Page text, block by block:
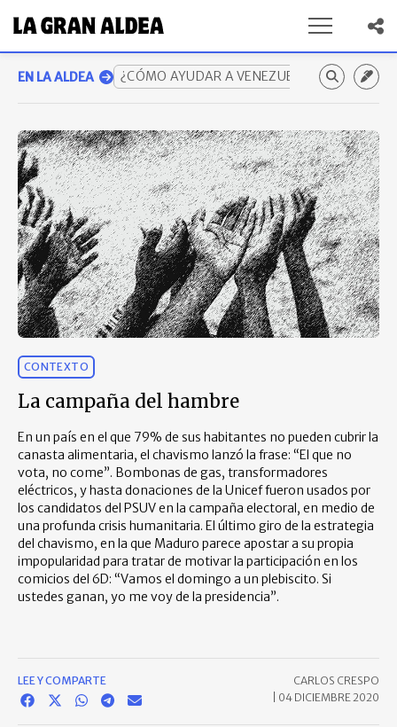
EN LA ALDEA ¿CÓMO AYUDAR A VENEZUELA? GUÍA
CONTEXTO
La campaña del hambre
En un país en el que 79% de sus habitantes no pueden cubrir la
canasta alimentaria, el chavismo lanzó la frase: “El que no
vota, no come”. Bombonas de gas, transformadores
eléctricos, y hasta donaciones de la Unicef fueron usados por
los candidatos del PSUV en la campaña electoral, en medio de
una profunda crisis humanitaria. El último giro de la estrategia
del chavismo, en la que Maduro parece apostar a su propia
impopularidad para tratar de motivar la participación en los
comicios del 6D: “Vamos el domingo a un plebiscito. Si
ustedes ganan, yo me voy de la presidencia”.
LEE Y COMPARTE
CARLOS CRESPO
04 DICIEMBRE 2020